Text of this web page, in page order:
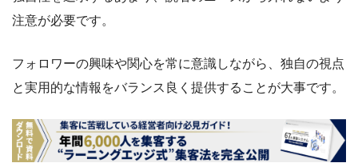
注意が必要です。
フォロワーの興味や関心を常に意識しながら、独自の視点
と実用的な情報をバランス良く提供することが大事です。